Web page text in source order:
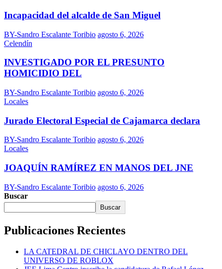
Incapacidad del alcalde de San Miguel
BY-Sandro Escalante Toribio agosto 6, 2026
Celendín
INVESTIGADO POR EL PRESUNTO
HOMICIDIO DEL
BY-Sandro Escalante Toribio agosto 6, 2026
Locales
Jurado Electoral Especial de Cajamarca declara
BY-Sandro Escalante Toribio agosto 6, 2026
Locales
JOAQUÍN RAMÍREZ EN MANOS DEL JNE
BY-Sandro Escalante Toribio agosto 6, 2026
Buscar
Buscar
Publicaciones Recientes
LA CATEDRAL DE CHICLAYO DENTRO DEL
UNIVERSO DE ROBLOX